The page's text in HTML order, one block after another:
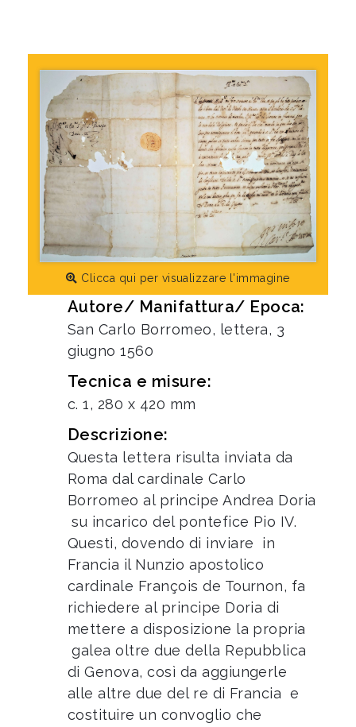
Clicca qui per visualizzare l'immagine
Autore/ Manifattura/ Epoca:
San Carlo Borromeo, lettera, 3
giugno 1560
Tecnica e misure:
c. 1, 280 x 420 mm
Descrizione:
Questa lettera risulta inviata da
Roma dal cardinale Carlo
Borromeo al principe Andrea Doria
su incarico del pontefice Pio IV.
Questi, dovendo di inviare in
Francia il Nunzio apostolico
cardinale François de Tournon, fa
richiedere al principe Doria di
mettere a disposizione la propria
galea oltre due della Repubblica
di Genova, così da aggiungerle
alle altre due del re di Francia e
costituire un convoglio che